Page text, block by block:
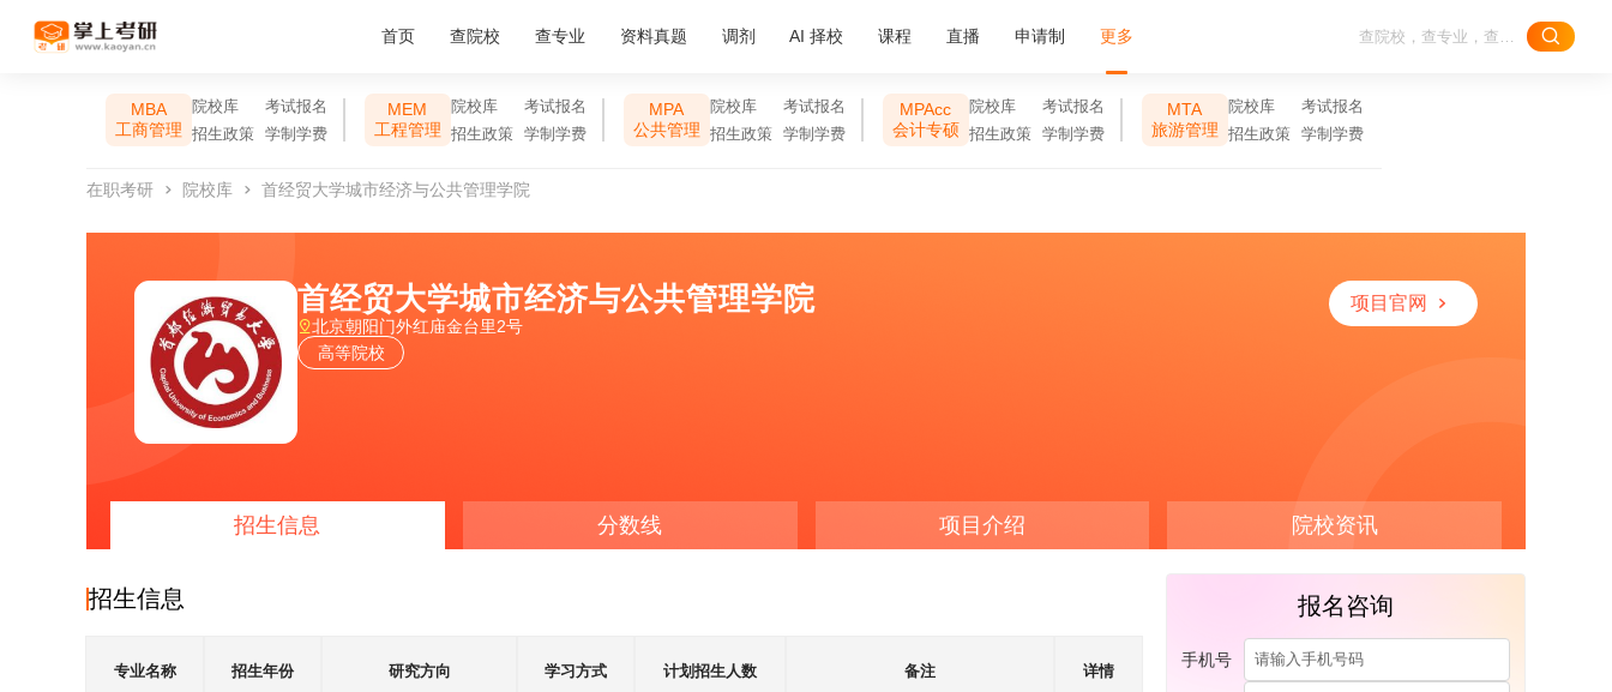
首页 查院校 查专业 资料真题 调剂 AI 择校 课程 直播 申请制 更多
MBA
工商管理
院校库
考试报名
招生政策
学制学费
MEM
工程管理
院校库
考试报名
招生政策
学制学费
MPA
公共管理
院校库
考试报名
招生政策
学制学费
MPAcc
会计专硕
院校库
考试报名
招生政策
学制学费
MTA
旅游管理
院校库
考试报名
招生政策
学制学费
在职考研 院校库 首经贸大学城市经济与公共管理学院
首经贸大学城市经济与公共管理学院
北京朝阳门外红庙金台里2号
高等院校
项目官网
招生信息 分数线 项目介绍 院校资讯
招生信息
专业名称 招生年份 研究方向 学习方式 计划招生人数 备注 详情
报名咨询
手机号